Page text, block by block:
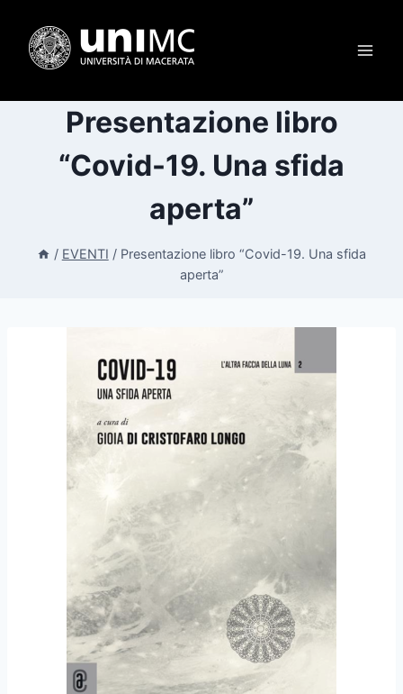
contenuto
Presentazione libro
“Covid-19. Una sfida
aperta”
/ EVENTI / Presentazione libro “Covid-19. Una sfida
aperta”